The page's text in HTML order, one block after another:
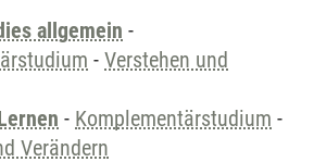
allgemein -
- Verstehen und
- Komplementärstudium -
Verändern